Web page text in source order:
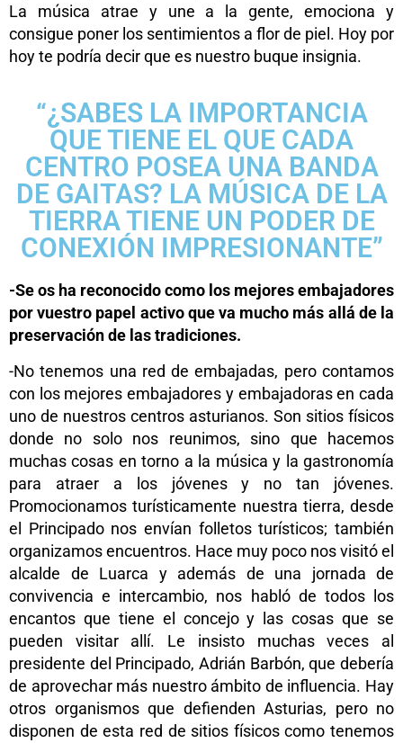
La música atrae y une a la gente, emociona y
consigue poner los sentimientos a flor de piel. Hoy por
hoy te podría decir que es nuestro buque insignia.
“¿SABES LA IMPORTANCIA
QUE TIENE EL QUE CADA
CENTRO POSEA UNA BANDA
DE GAITAS? LA MÚSICA DE LA
TIERRA TIENE UN PODER DE
CONEXIÓN IMPRESIONANTE”
-Se os ha reconocido como los mejores embajadores
por vuestro papel activo que va mucho más allá de la
preservación de las tradiciones.
-No tenemos una red de embajadas, pero contamos
con los mejores embajadores y embajadoras en cada
uno de nuestros centros asturianos. Son sitios físicos
donde no solo nos reunimos, sino que hacemos
muchas cosas en torno a la música y la gastronomía
para atraer a los jóvenes y no tan jóvenes.
Promocionamos turísticamente nuestra tierra, desde
el Principado nos envían folletos turísticos; también
organizamos encuentros. Hace muy poco nos visitó el
alcalde de Luarca y además de una jornada de
convivencia e intercambio, nos habló de todos los
encantos que tiene el concejo y las cosas que se
pueden visitar allí. Le insisto muchas veces al
presidente del Principado, Adrián Barbón, que debería
de aprovechar más nuestro ámbito de influencia. Hay
otros organismos que defienden Asturias, pero no
disponen de esta red de sitios físicos como tenemos